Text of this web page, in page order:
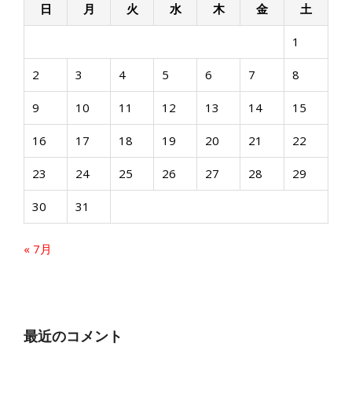
ン
日
月 火 水 木 金 土
1
2 3 4 5 6 7 8
9 10 11 12 13 14 15
16 17 18 19 20 21 22
23 24 25 26 27 28 29
30 31
« 7月
最近のコメント